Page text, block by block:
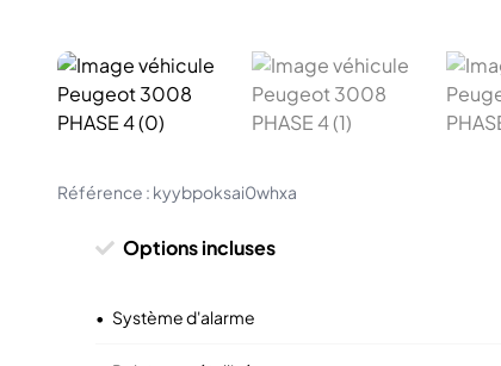
Référence : kyybpoksai0whxa
Options incluses
• Système d'alarme